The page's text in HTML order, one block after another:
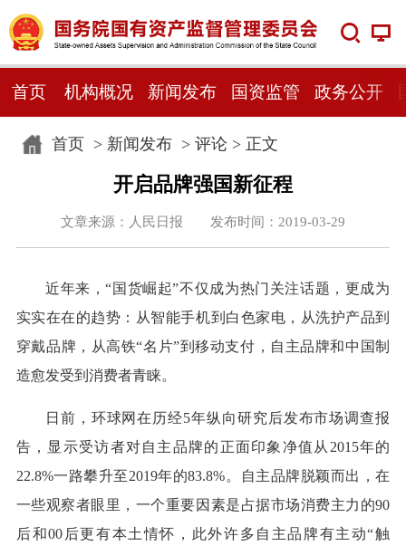
首页 机构概况 新闻发布 国资监管 政务公开
首页> 新闻发布> 评论 > 正文
开启品牌强国新征程
文章来源：人民日报 发布时间：2019-03-29
近年来，“国货崛起”不仅成为热门关注话题，更成为
实实在在的趋势：从智能手机到白色家电，从洗护产品到
穿戴品牌，从高铁“名片”到移动支付，自主品牌和中国制
造愈发受到消费者青睐。
日前，环球网在历经5年纵向研究后发布市场调查报
告，显示受访者对自主品牌的正面印象净值从2015年的
22.8%一路攀升至2019年的83.8%。自主品牌脱颖而出，在
一些观察者眼里，一个重要因素是占据市场消费主力的90
后和00后更有本土情怀，此外许多自主品牌有主动“触